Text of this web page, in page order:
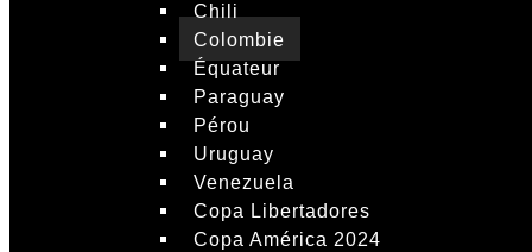
Chili
Colombie
Équateur
Paraguay
Pérou
Uruguay
Venezuela
Copa Libertadores
Copa América 2024